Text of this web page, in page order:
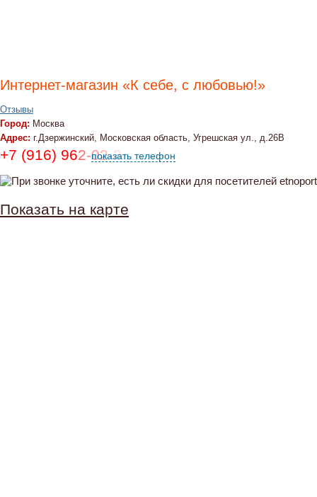
Интернет-магазин «К себе, с любовью!»
Отзывы
Город: Москва
Адрес: г.Дзержинский, Московская область, Угрешская ул., д.26В
+7 (916) 962-02-34, (925) 025-00-60, (919)
показать телефон
Показать на карте